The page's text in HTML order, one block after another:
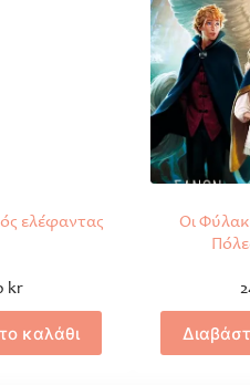
ελέφαντας
kr
καλάθι
Οι